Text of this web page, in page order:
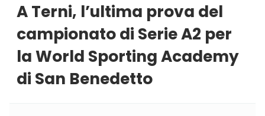
A Terni, l’ultima prova del
campionato di Serie A2 per
la World Sporting Academy
di San Benedetto